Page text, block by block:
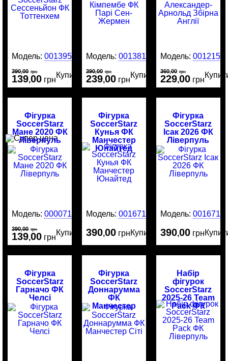
Модель:0013951
390,00 грн
139,00 грн
Купити
Модель:0013813
390,00 грн
239,00 грн
Купити
Модель: 0012159
360,00 грн
229,00 грн
Фігурка
SoccerStarz
Мане 2020 ФК
Ліверпуль
Модель:00007184
390,00 грн
139,00 грн
Купити
Фігурка
SoccerStarz
Кунья ФК
Манчестер
Юнайтед
Модель:0016717
390,00 грнКупити
Фігурка
SoccerStarz
Ісак 2026 ФК
Ліверпуль
Модель: 0016716
390,00 грн
Фігурка
SoccerStarz
Гарначо ФК
Челсі
Фігурка
SoccerStarz
Доннарумма
ФК
Манчестер
Сіті
Набір
фігурок
SoccerStarz
2025-26 Team
Pack ФК
Ліверпуль